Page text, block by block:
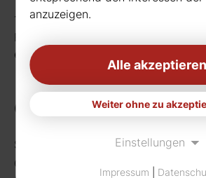
Telefon:0231 656677
Fax: 0231 656990
eMail:
Getränke
Sortiment
Craft Beer
anzuzeigen.
Alle akzeptieren
Weiter ohne zu
Einstellungen
Impressum